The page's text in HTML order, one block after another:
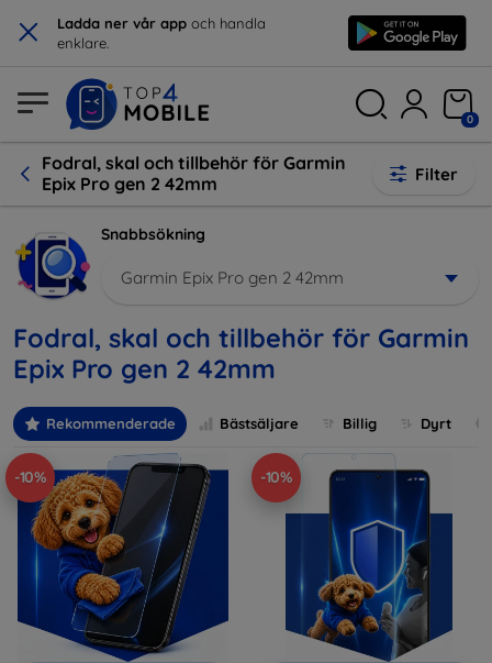
× Ladda ner vår app och handla
enklare.
0
Fodral, skal och tillbehör för Garmin
Epix Pro gen 2 42mm
Filter
Snabbsökning
Garmin Epix Pro gen 2 42mm
Fodral, skal och tillbehör för Garmin
Epix Pro gen 2 42mm
Rekommenderade Bästsäljare Billig Dyrt
-10% -10%